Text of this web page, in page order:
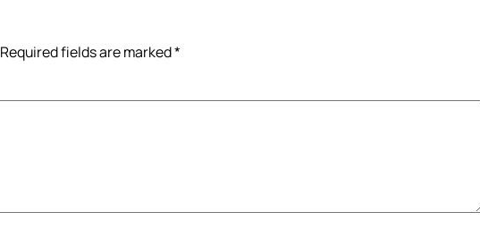
Required fields are marked*